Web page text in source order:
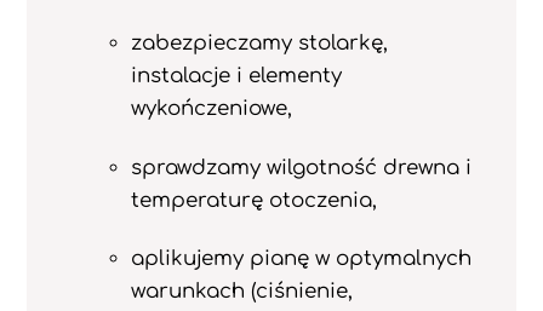
zabezpieczamy stolarkę,
instalacje i elementy
wykończeniowe,
sprawdzamy wilgotność drewna i
temperaturę otoczenia,
aplikujemy pianę w optymalnych
warunkach (ciśnienie,